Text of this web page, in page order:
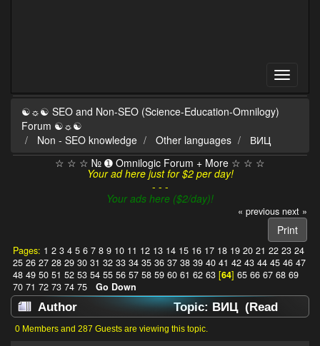
☯☼☯ SEO and Non-SEO (Science-Education-Omnilogy)
Forum ☯☼☯
Non - SEO knowledge
Other languages
ВИЦ
☆ ☆ ☆ № ➊ Omnilogic Forum + More ☆ ☆ ☆
Your ad here just for $2 per day!
- - -
Your ads here ($2/day)!
« previous next »
Print
Pages: 1 2 3 4 5 6 7 8 9 10 11 12 13 14 15 16 17 18 19 20 21 22 23 24
25 26 27 28 29 30 31 32 33 34 35 36 37 38 39 40 41 42 43 44 45 46 47
48 49 50 51 52 53 54 55 56 57 58 59 60 61 62 63[64] 65 66 67 68 69
70 71 72 73 74 75 Go Down
Author
Topic: ВИЦ (Read
630333 times)
0 Members and 287 Guests are viewing this topic.